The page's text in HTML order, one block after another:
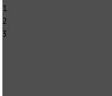
1
2
3